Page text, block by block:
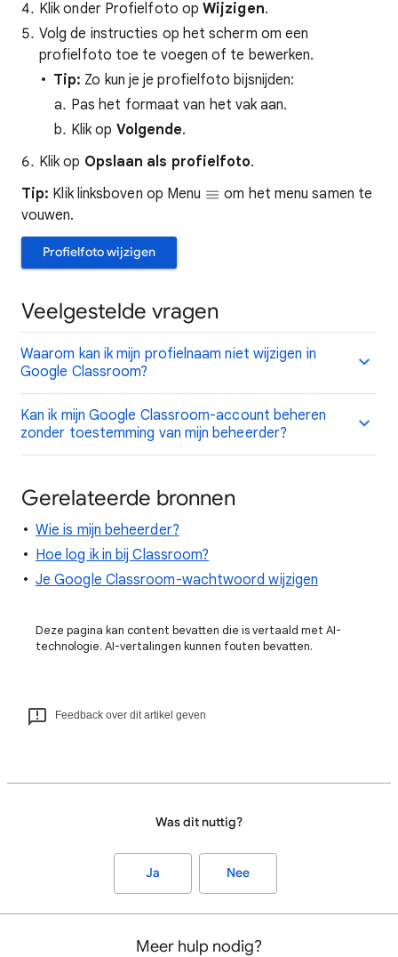
Klik onder Profielfoto opWijzigen.
Volg de instructies op het scherm om een
profielfoto toe te voegen of te bewerken.
Tip: Zo kun je je profielfoto bijsnijden:
Pas het formaat van het vak aan.
Klik op Volgende.
Klik op Opslaan als profielfoto.
Tip: Klik linksboven op Menu
om het menu samen te
vouwen.
Profielfoto wijzigen
Veelgestelde vragen
Waarom kan ik mijn profielnaam niet wijzigen in
Google Classroom?
Kan ik mijn Google Classroom-account beheren
zonder toestemming van mijn beheerder?
Gerelateerde bronnen
Wie is mijn beheerder?
Hoe log ik in bij Classroom?
Je Google Classroom-wachtwoord wijzigen
Deze pagina kan content bevatten die is vertaald met AI-
technologie. AI-vertalingen kunnen fouten bevatten.
Feedback over dit artikel geven
Was dit nuttig?
Ja Nee
Meer hulp nodig?